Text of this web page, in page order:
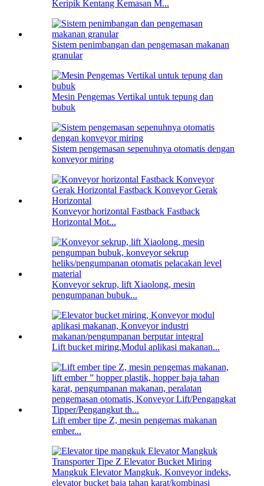
Keripik Kentang Kemasan M...
Sistem penimbangan dan pengemasan makanan
granular
Mesin Pengemas Vertikal untuk tepung dan
bubuk
Sistem pengemasan sepenuhnya otomatis dengan
konveyor miring
Konveyor horizontal Fastback Fastback
Horizontal Mot...
Konveyor sekrup, lift Xiaolong, mesin
pengumpanan bubuk...
Lift bucket miring,Modul aplikasi makanan...
Lift ember tipe Z, mesin pengemas makanan
ember...